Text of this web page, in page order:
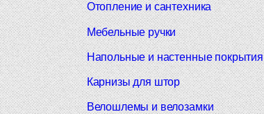
Отопление и сантехника
Мебельные ручки
Напольные и настенные покрытия
Карнизы для штор
Велошлемы и велозамки